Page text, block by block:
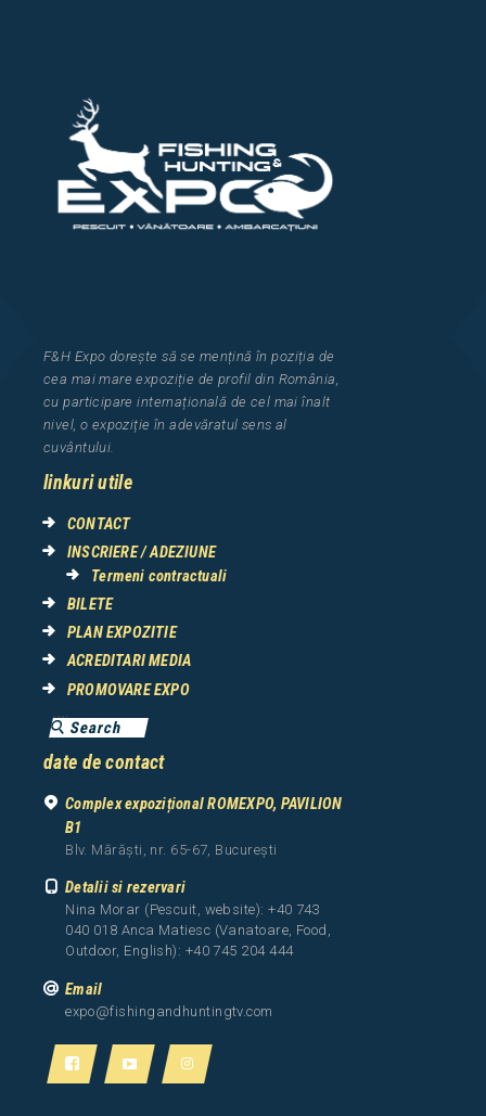
F&H Expo dorește să se mențină în poziția de
cea mai mare expoziție de profil din România
cu participare internațională de cel maiînalt
nivel, o expoziție în adevăratul sens al
cuvântului.
linkuri utile
CONTACT
INSCRIERE / ADEZIUNE
Termeni contractuali
BILETE
PLAN EXPOZITIE
ACREDITARI MEDIA
PROMOVARE EXPO
date de contact
Complex expozițional ROMEXPO, PAVILION
B1
Blv. Mărăști, nr. 65-67, București
Detalii si rezervari
Nina Morar (Pescuit, website): +40 743
040 018 Anca Matiesc (Vanatoare, Food,
Outdoor, English): +40 745 204 444
Email
expo@fishingandhuntingtv.com